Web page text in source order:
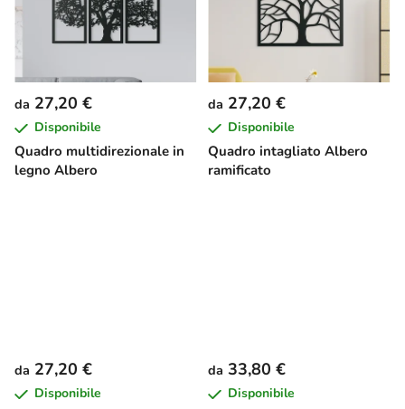
Quadro multidirezionale in
legno Albero
da 27,20 €
Disponibile
Quadro intagliato Albero
ramificato
da 27,20 €
Disponibile
da 27,20 €
Disponibile
da 33,80 €
Disponibile